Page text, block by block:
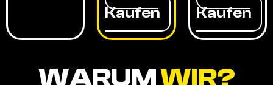
Kaufen
Kaufen
WARUMWIR?